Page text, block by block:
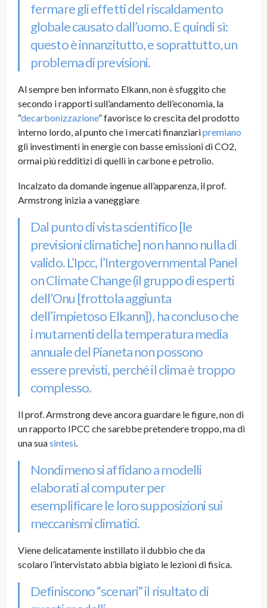
fermare gli effetti del riscaldamento
globale causato dall’uomo. E quindi sì:
questo è innanzitutto, e soprattutto, un
problema di previsioni.
Al sempre ben informato Elkann, non è sfuggito che
secondo i rapporti sull’andamento dell’economia, la
“decarbonizzazione” favorisce lo crescita del prodotto
interno lordo, al punto che i mercati finanziaripremiano
gli investimenti in energie con basse emissioni di CO2,
ormai più redditizi di quelli in carbone e petrolio.
Incalzato da domande ingenue all’apparenza, il prof.
Armstrong inizia a vaneggiare
Dal punto di vista scientifico [le
previsioni climatiche] non hanno nulla di
valido. L’Ipcc, l’Intergovernmental Panel
on Climate Change (il gruppo di esperti
dell’Onu [frottola aggiunta
dell’impietoso Elkann]), ha concluso che
i mutamenti della temperatura media
annuale del Pianeta non possono
essere previsti, perché il clima è troppo
complesso.
Il prof. Armstrong deve ancora guardare le figure, non di
un rapporto IPCC che sarebbe pretendere troppo, ma di
una suasintesi.
Nondimeno si affidano a modelli
elaborati al computer per
esemplificare le loro supposizioni sui
meccanismi climatici.
Viene delicatamente instillato il dubbio che da
scolaro l’intervistato abbia bigiato le lezioni di fisica.
Definiscono “scenari” il risultato di